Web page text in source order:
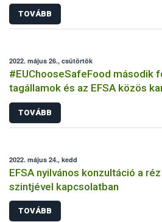
TOVÁBB
2022. május 26., csütörtök
#EUChooseSafeFood második
tagállamok és az EFSA közös
éve
TOVÁBB
2022. május 24., kedd
EFSA nyilvános konzultáció a
szintjével kapcsolatban
TOVÁBB